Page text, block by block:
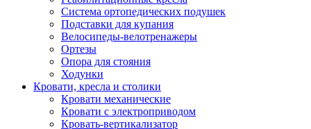
Система ортопедических подушек
Подставки для купания
Велосипеды-велотренажеры
Ортезы
Опора для стояния
Ходунки
Кровати, кресла и столики
Кровати механические
Кровати с электроприводом
Кровать-вертикализатор